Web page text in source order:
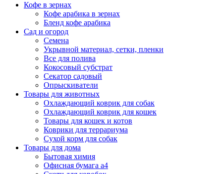
Кофе в зернах
Кофе арабика в зернах
Бленд кофе арабика
Сад и огород
Семена
Укрывной материал, сетки, пленки
Все для полива
Кокосовый субстрат
Секатор садовый
Опрыскиватели
Товары для животных
Охлаждающий коврик для собак
Охлаждающий коврик для кошек
Товары для кошек и котов
Коврики для террариума
Сухой корм для собак
Товары для дома
Бытовая химия
Офисная бумага а4